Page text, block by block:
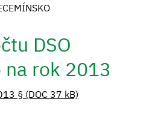
DSO
na rok 2013
§ (DOC 37 kB)